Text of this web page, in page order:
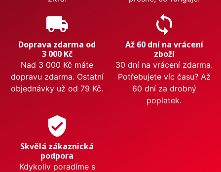
local_shipping
Doprava zdarma od
3 000 Kč
Nad 3 000 Kč máte
dopravu zdarma. Ostatní
objednávky už od 79 Kč.
sync
Až 60 dní na vrácení
zboží
30 dní na vrácení zdarma.
Potřebujete víc času? Až
60 dní za drobný
poplatek.
verified_user
Skvělá zákaznická
podpora
Kdykoliv poradíme s